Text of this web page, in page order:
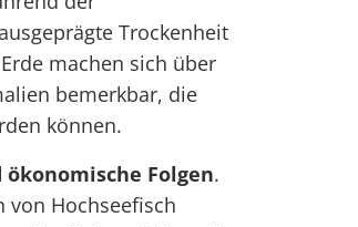
Trockenheit
machen sich über
bemerkbar, die
können.
Folgen.
von Hochseefisch